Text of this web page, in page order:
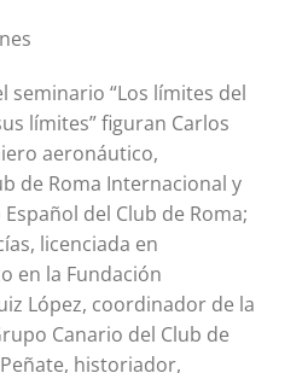
seminario “Los límites del
límites” figuran Carlos
aeronáutico,
de Roma Internacional y
del Club de Roma;
licenciada en
en la Fundación
López, coordinador de la
Canario del Club de
historiador,